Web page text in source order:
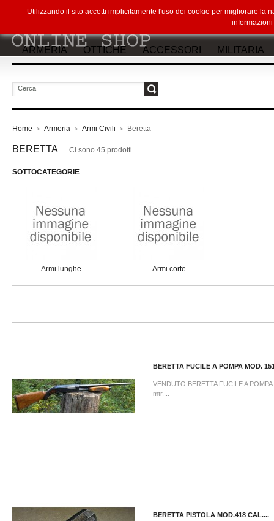
ARMERIA OTTICHE ACCESSORI MILITARIA
Home > Armeria > Armi Civili > Beretta
BERETTA Ci sono 45 prodotti.
SOTTOCATEGORIE
Armi lunghe Armi corte
BERETTA FUCILE A POMPA MOD.
VENDUTO BERETTA FUCILE A
mtr....
BERETTA PISTOLA MOD.418 CAL....
Utilizzando il sito accetti implicitamente l'uso dei cookie per migliorare la
informazioni